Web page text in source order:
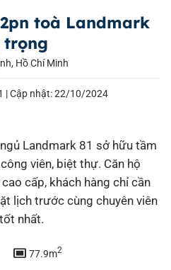
toà Landmark
trọng
Hồ Chí Minh
|Cập nhật: 22/10/2024
Landmark 81 sở hữu tầm
viên, biệt thự. Căn hộ
cấp, khách hàng chỉ cần
lịch trước cùng chuyên viên
nhất.
capture 77.9m2